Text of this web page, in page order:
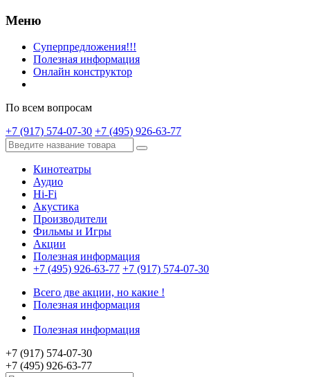
Меню
Суперпредложения!!!
Полезная информация
Онлайн конструктор
По всем вопросам
+7 (917) 574-07-30 +7 (495) 926-63-77
Кинотеатры
Аудио
Hi-Fi
Акустика
Производители
Фильмы и Игры
Акции
Полезная информация
+7 (495) 926-63-77 +7 (917) 574-07-30
Всего две акции, но какие !
Полезная информация
Полезная информация
+7 (917) 574-07-30
+7 (495) 926-63-77